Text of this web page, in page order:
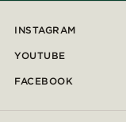
INSTAGRAM
YOUTUBE
FACEBOOK